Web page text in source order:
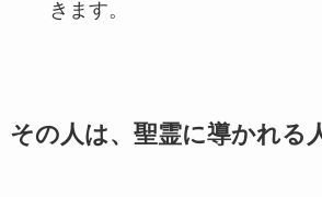
きます。
その人は、聖霊に導かれる